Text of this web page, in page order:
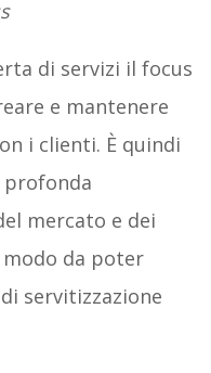
di servizi il focus
e mantenere
i clienti. È quindi
mercato e dei
da poter
servitizzazione